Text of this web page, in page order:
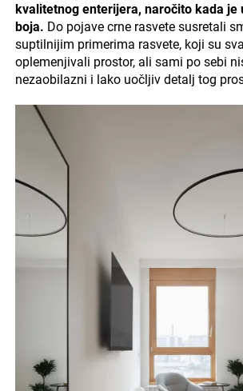
kvalitetnog enterijera, naročito kada je
boja. Do pojave crne rasvete susretali
suptilnijim primerima rasvete, koji su
oplemenjivali prostor, ali sami po sebi
nezaobilazni i lako uočljiv detalj tog